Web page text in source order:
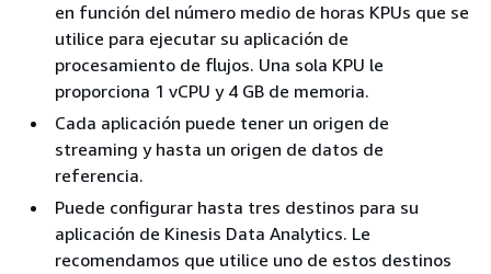
en función del número medio de horas KPUs que se
utilice para ejecutar su aplicación de
procesamiento de flujos. Una sola KPU le
proporciona 1 vCPU y 4 GB de memoria.
Cada aplicación puede tener un origen de
streaming y hasta un origen de datos de
referencia.
Puede configurar hasta tres destinos para su
aplicación de Kinesis Data Analytics. Le
recomendamos que utilice uno de estos destinos